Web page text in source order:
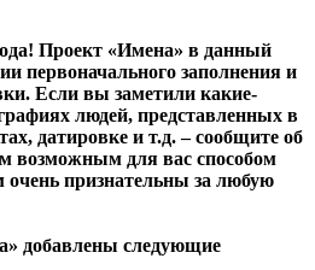
Проект «Имена» в данный
первоначального заполнения и
Если вы заметили какие-
людей, представленных в
датировке и т.д. – сообщите об
возможным для вас способом
очень признательны за любую
добавлены следующие